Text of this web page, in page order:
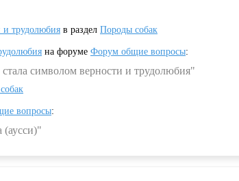
и трудолюбия в раздел Породы собак
на форуме Форум общие вопросы:
символом верности и трудолюбия"
вопросы:
(аусси)"